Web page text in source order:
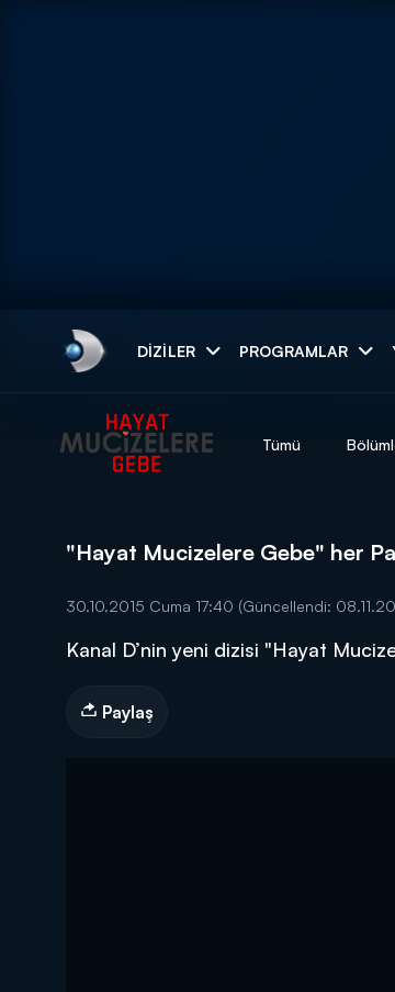
DIZILER PROGRAMLAR
DİĞER
Tümü
"Hayat Mucizelere Gebe" her
30.10.2015 Cuma 17:40 (Güncellendi:
Kanal D’nin yeni dizisi "Hayat
Paylaş